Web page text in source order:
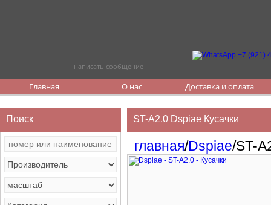
написать сообщение
Главная О нас Доставка и оплата
Поиск ST-A2.0 Dspiae Кусачки
главная/Dspiae/ST-